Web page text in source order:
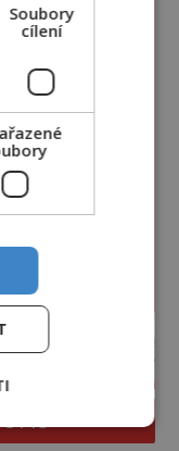
Soubory
cílení